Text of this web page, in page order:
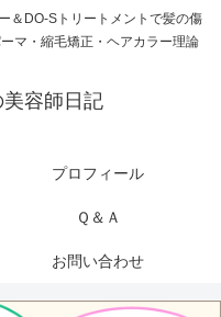
＆DO-Sトリートメントで髪の傷
マ・縮毛矯正・ヘアカラー理論
容師日記
プロフィール
Ｑ＆Ａ
お問い合わせ